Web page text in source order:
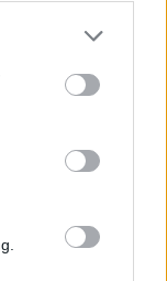
or more Google
may click to
party tags to
in below Google